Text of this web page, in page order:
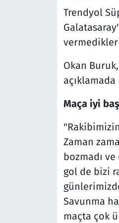
Trendyol
Okan
Maça iyi
Zaman
bozmadı
gol de bizi
Savunma
maçta çok